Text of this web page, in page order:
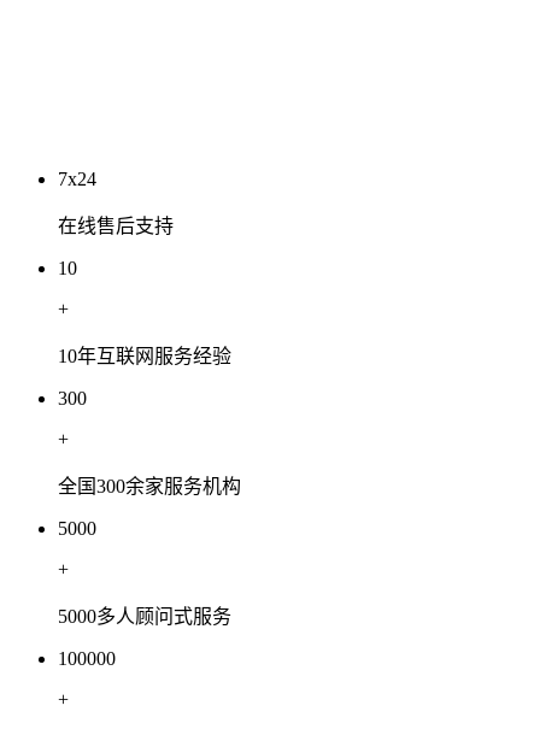
7x24
在线售后支持
10
+
10年互联网服务经验
300
+
全国300余家服务机构
5000
+
5000多人顾问式服务
100000
+